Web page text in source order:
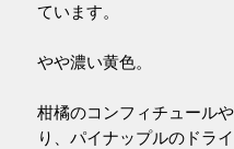
ています。
やや濃い黄色。
柑橘のコンフィチュール
り、パイナップルのドラ